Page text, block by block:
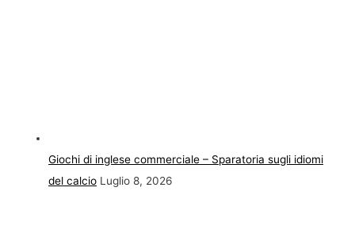
Giochi di inglese commerciale – Sparatoria sugli idiomi
del calcio Luglio 8, 2026